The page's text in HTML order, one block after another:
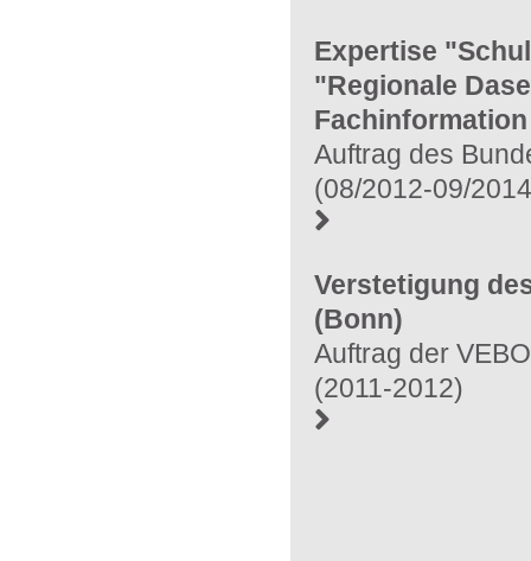
Expertise
"Regionale
Fachinformation
Auftrag des
(08/2012-09/
Verstetigung
(Bonn)
Auftrag der
(2011-2012)